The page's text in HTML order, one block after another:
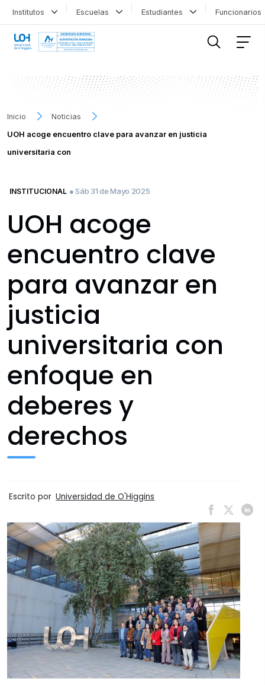
Institutos Escuelas Estudiantes
Inicio
Noticias
UOH acoge encuentro clave para avanzar en justicia
universitaria con
INSTITUCIONAL ● Sáb 31 de Mayo 2025
UOH acoge
encuentro clave
para avanzar en
justicia
universitaria con
enfoque en
deberes y
derechos
Escrito por Universidad de O'Higgins